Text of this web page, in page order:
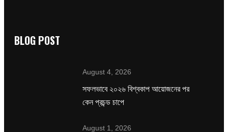
BLOG POST
August 4, 2026
সফলভাবে ২০২৬ বিশ্বকাপ আয়োজনের পর
কেন প্রচন্ড চাপে
August 1, 2026